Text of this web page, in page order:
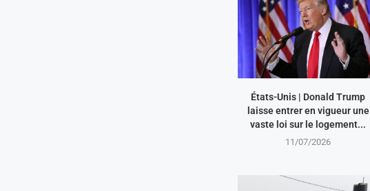
États-Unis | Donald Trump
laisse entrer en vigueur une
vaste loi sur le logement...
11/07/2026